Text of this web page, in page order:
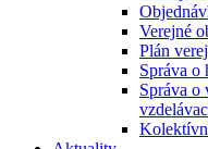
Verejné
Plán
Správa o
Správa o